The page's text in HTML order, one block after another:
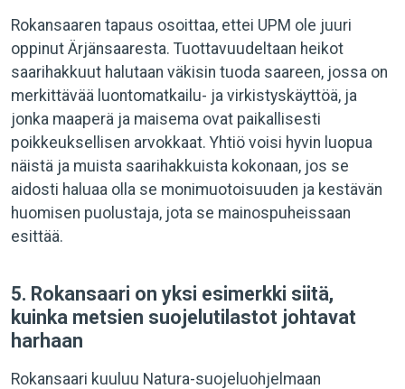
Rokansaaren tapaus osoittaa, ettei UPM ole juuri
oppinut Ärjänsaaresta. Tuottavuudeltaan heikot
saarihakkuut halutaan väkisin tuoda saareen, jossa on
merkittävää luontomatkailu- ja virkistyskäyttöä, ja
jonka maaperä ja maisema ovat paikallisesti
poikkeuksellisen arvokkaat. Yhtiö voisi hyvin luopua
näistä ja muista saarihakkuista kokonaan, jos se
aidosti haluaa olla se monimuotoisuuden ja kestävän
huomisen puolustaja, jota se mainospuheissaan
esittää.
5. Rokansaari on yksi esimerkki siitä,
kuinka metsien suojelutilastot johtavat
harhaan
Rokansaari kuuluu Natura-suojeluohjelmaan